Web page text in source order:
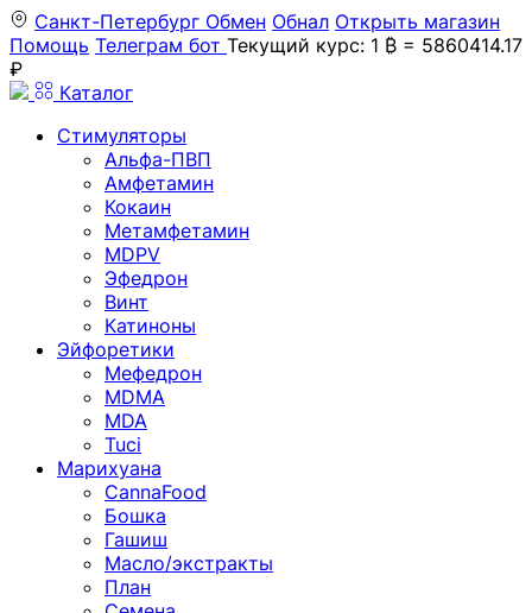
Санкт-Петербург Обмен Обнал Открыть магазин
Помощь Телеграм бот Текущий курс: 1 ₿ = 5860414.17
₽
Каталог
Стимуляторы
Альфа-ПВП
Амфетамин
Кокаин
Метамфетамин
MDPV
Эфедрон
Винт
Катиноны
Эйфоретики
Мефедрон
MDMA
MDA
Tuci
Марихуана
CannaFood
Бошка
Гашиш
Масло/экстракты
План